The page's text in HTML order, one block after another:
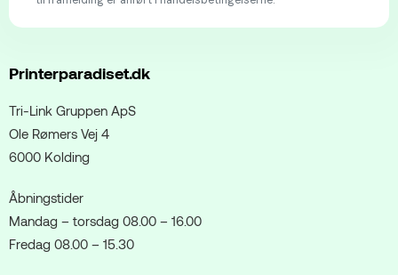
Printerparadiset.dk
Tri-Link Gruppen ApS
Ole Rømers Vej 4
6000 Kolding
Åbningstider
Mandag – torsdag 08.00 – 16.00
Fredag 08.00 – 15.30